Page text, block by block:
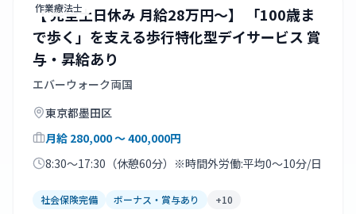
作業療法士
【 完全土日休み 月給28万円～】 「100歳ま
で歩く」を支える歩行特化型デイサービス 賞
与・昇給あり
エバーウォーク両国
東京都墨田区
月給 280,000〜 400,000円
8:30～17:30（休憩60分）※時間外労働:平均0～10分/日
社会保険完備 ボーナス・賞与あり +10